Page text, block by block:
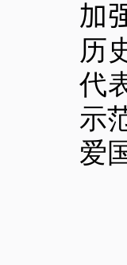
加
历
代
示
爱